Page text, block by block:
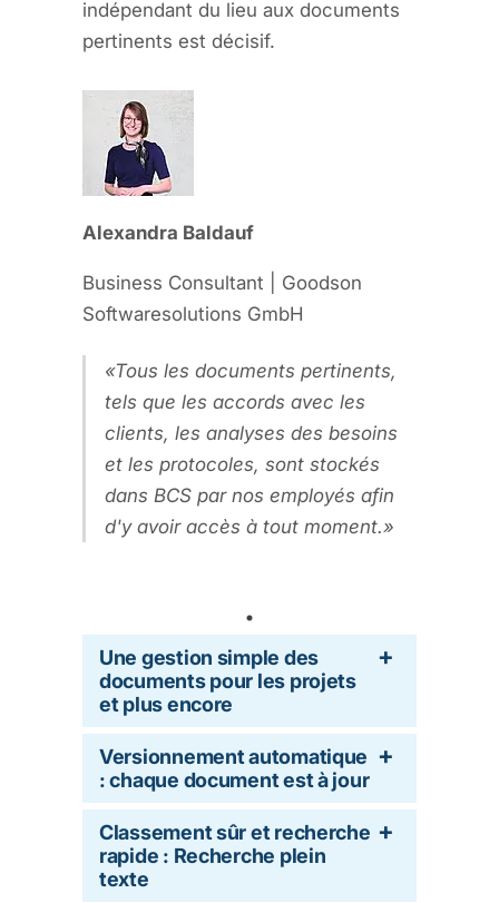
indépendant du lieu aux documents
pertinents est décisif.
Alexandra Baldauf
Business Consultant | Goodson
Softwaresolutions GmbH
Tous les documents pertinents,
tels que les accords avec les
clients, les analyses des besoins
et les protocoles, sont stockés
dans BCS par nos employés afin
d'y avoir accès à tout moment.
Une gestion simple des
documents pour les projets
et plus encore
Versionnement automatique
: chaque document est à jour
Classement sûr et recherche
rapide : Recherche plein
texte